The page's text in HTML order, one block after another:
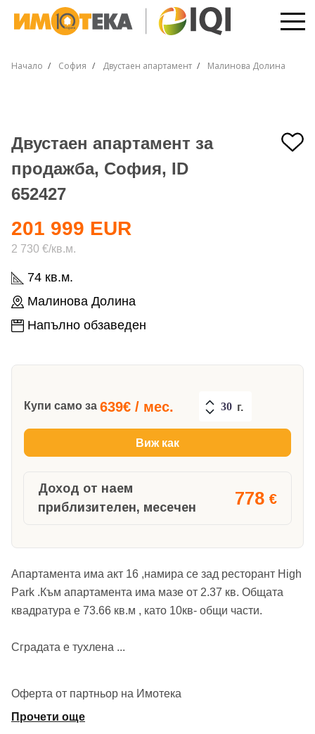
Начало София Двустаен апартамент Малинова Долина
Двустаен апартамент за
продажба, София, ID
652427
74 кв.м.
Малинова Долина
Напълно обзаведен
201 999 EUR
2 730 €/кв.м.
Купи само за 639€ / мес. г.
Виж как
Доход от наем
приблизителен, месечен
778 €
Апартамента има акт 16 ,намира се зад ресторант High
Park .Към апартамента има мазе от 2.37 кв. Общата
квадратура е 73.66 кв.м , като 10кв- общи части.
Сградата е тухлена ...
Оферта от партньор на Имотека
Прочети още